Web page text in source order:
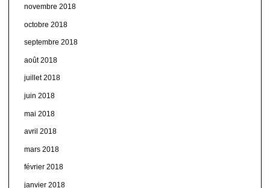
novembre 2018
octobre 2018
septembre 2018
août 2018
juillet 2018
juin 2018
mai 2018
avril 2018
mars 2018
février 2018
janvier 2018